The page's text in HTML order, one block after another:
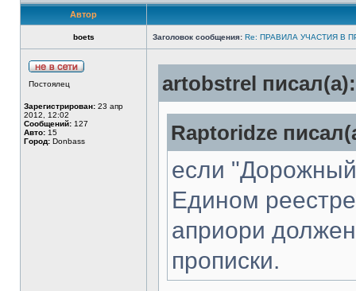
Автор
boets Заголовок сообщения: Re: ПРАВИЛА УЧАСТИЯ В
Постоялец
Зарегистрирован: 23 апр
2012, 12:02
Сообщений: 127
Авто: 15
Город: Donbass
artobstrel писал(а):
Raptoridze
если "Дорожный
Едином реестре
априори
прописки.